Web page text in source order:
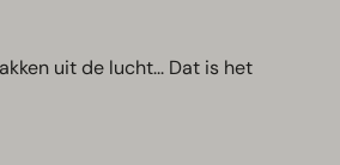
uit de lucht... Dat is het